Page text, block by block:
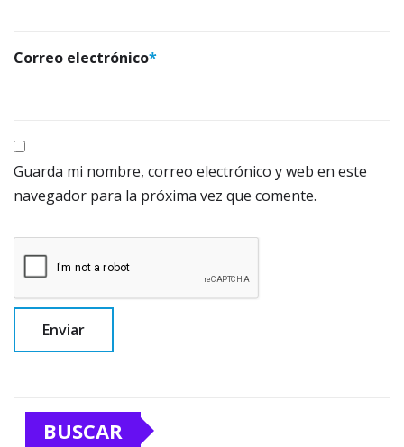
Correo electrónico*
Guarda mi nombre, correo electrónico y web en este
navegador para la próxima vez que comente.
BUSCAR